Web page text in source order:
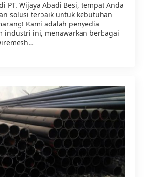
PT. Wijaya Abadi Besi, tempat Anda
solusi terbaik untuk kebutuhan
Kami adalah penyedia
industri ini, menawarkan berbagai